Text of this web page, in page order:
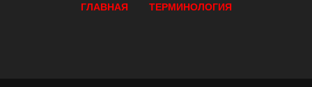
ГЛАВНАЯ ТЕРМИНОЛОГИЯ